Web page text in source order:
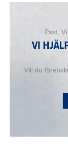
Psst,
VI
Vill du